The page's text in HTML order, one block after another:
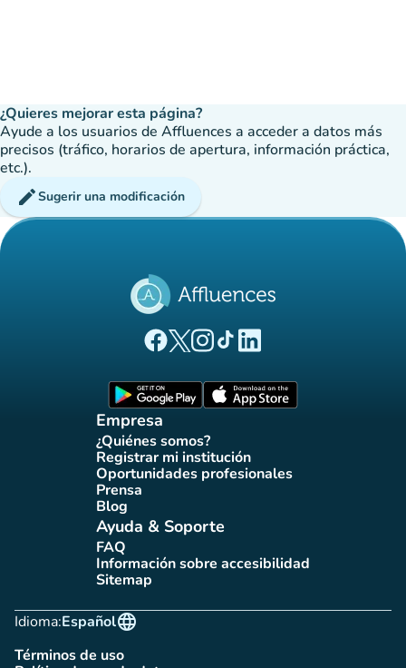
¿Quieres mejorar esta página?
Ayude a los usuarios de Affluences a acceder a datos más
precisos (tráfico, horarios de apertura, información práctica,
etc.).
editSugerir una modificación
(nueva pestaña)
(nueva pestaña)
(nueva pestaña)
(nueva pestaña)
(nueva pestaña)
Empresa
¿Quiénes somos?
(nueva pestaña)
Registrar mi institución
(nueva pestaña)
Oportunidades profesionales
(nueva pestaña)
Prensa(nueva pestaña)
Blog(nueva pestaña)
Ayuda & Soporte
FAQ(nueva pestaña)
Información sobre accesibilidad
(nueva pestaña)
Sitemap(nueva pestaña)
Idioma:
language
Español
Términos de uso
(nueva pestaña)